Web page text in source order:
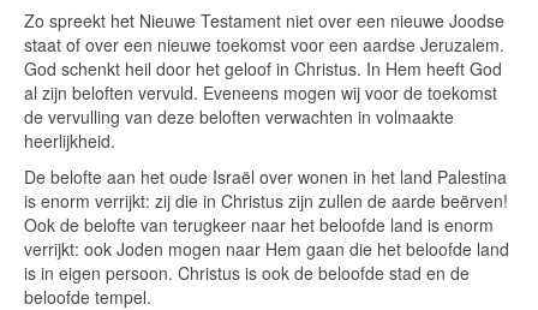
Zo spreekt het Nieuwe Testament niet over een nieuwe Joodse
staat of over een nieuwe toekomst voor een aardse Jeruzalem.
God schenkt heil door het geloof in Christus. In Hem heeft God
al zijn beloften vervuld. Eveneens mogen wij voor de toekomst
de vervulling van deze beloften verwachten in volmaakte
heerlijkheid.
De belofte aan het oude Israël over wonen in het land Palestina
is enorm verrijkt: zij die in Christus zijn zullen de aarde beërven!
Ook de belofte van terugkeer naar het beloofde land is enorm
verrijkt: ook Joden mogen naar Hem gaan die het beloofde land
is in eigen persoon. Christus is ook de beloofde stad en de
beloofde tempel.